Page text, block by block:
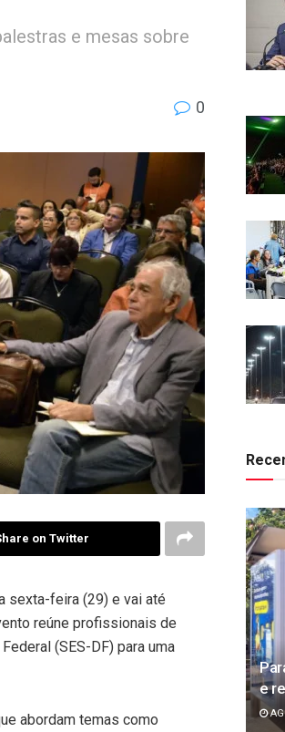
e mesas sobre
0
on Twitter
sexta-feira (29) e vai até
reúne profissionais de
(SES-DF) para uma
abordam temas como
e